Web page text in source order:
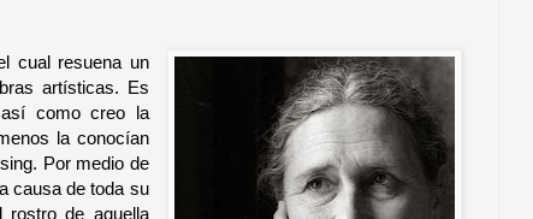
cual resuena un
artísticas. Es
como creo la
la conocían
Por medio de
causa de toda su
rostro de aquella